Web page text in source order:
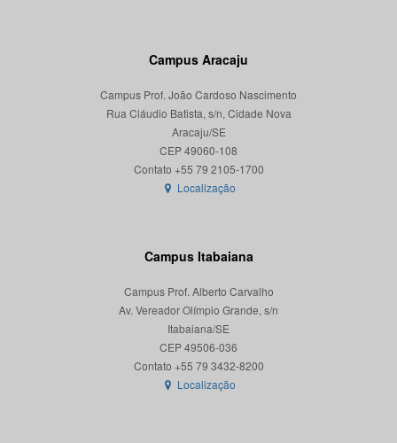
Campus Aracaju
Campus Prof. João Cardoso Nascimento
Rua Cláudio Batista, s/n, Cidade Nova
Aracaju/SE
CEP 49060-108
Localização
Campus Itabaiana
Campus Prof. Alberto Carvalho
Av. Vereador Olímpio Grande, s/n
Itabaiana/SE
CEP 49506-036
Localização